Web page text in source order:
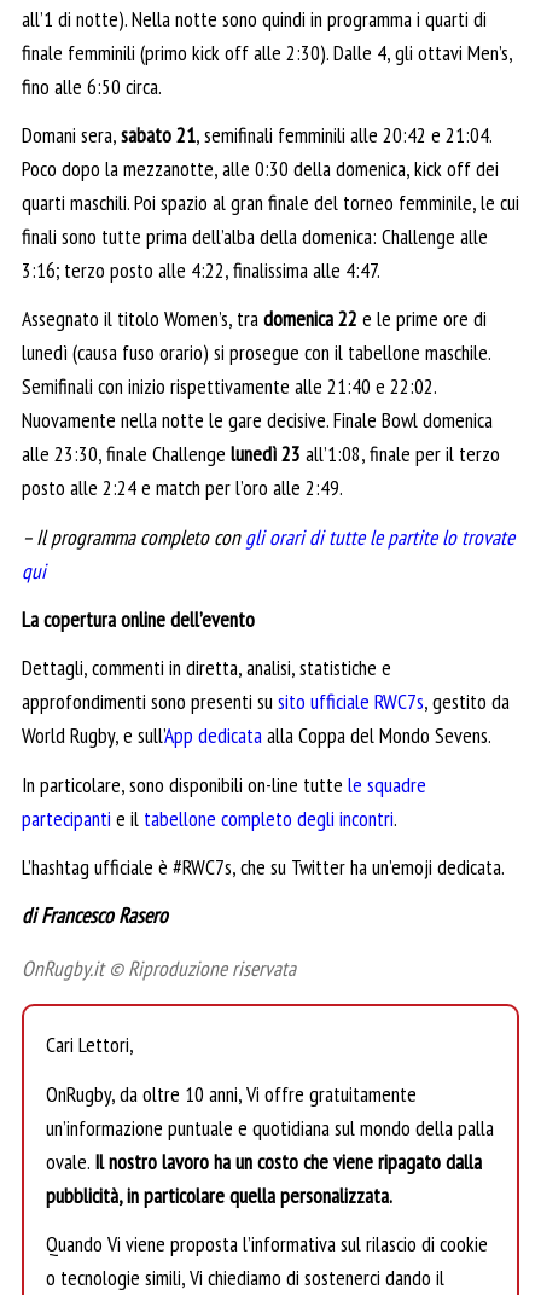
all’1 di notte). Nella notte sono quindi in programma i quarti di
finale femminili (primo kick off alle 2:30). Dalle 4, gli ottavi Men’s,
fino alle 6:50 circa.
Domani sera,sabato 21, semifinali femminili alle 20:42 e 21:04.
Poco dopo la mezzanotte, alle 0:30 della domenica, kick off dei
quarti maschili. Poi spazio al gran finale del torneo femminile, le cui
finali sono tutte prima dell’alba della domenica: Challenge alle
3:16; terzo posto alle 4:22, finalissima alle 4:47.
Assegnato il titolo Women’s, tradomenica 22 e le prime ore di
lunedì (causa fuso orario) si prosegue con il tabellone maschile.
Semifinali con inizio rispettivamente alle 21:40 e 22:02.
Nuovamente nella notte le gare decisive. Finale Bowl domenica
alle 23:30, finale Challenge lunedì 23 all’1:08, finale per il terzo
posto alle 2:24 e match per l’oro alle 2:49.
– Il programma completo congli orari di tutte le partite lo trovate
qui
La copertura online dell’evento
Dettagli, commenti in diretta, analisi, statistiche e
approfondimenti sono presenti susito ufficiale RWC7s, gestito da
World Rugby, e sull’App dedicataalla Coppa del Mondo Sevens.
In particolare, sono disponibili on-line tutte le squadre
partecipanti e il tabellone completo degli incontri.
L’hashtag ufficiale è #RWC7s, che su Twitter ha un’emoji dedicata.
di Francesco Rasero
OnRugby.it © Riproduzione riservata
Cari Lettori,
OnRugby, da oltre 10 anni, Vi offre gratuitamente
un’informazione puntuale e quotidiana sul mondo della palla
ovale. Il nostro lavoro ha un costo che viene ripagato dalla
pubblicità, in particolare quella personalizzata.
Quando Vi viene proposta l’informativa sul rilascio di cookie
o tecnologie simili, Vi chiediamo di sostenerci dando il